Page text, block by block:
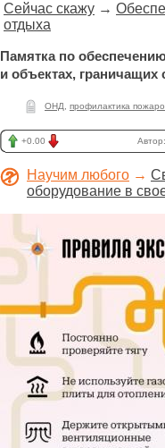
Сейчас скажу →
отдыха
Памятка по
и объектах, граничащих
ОНД профилактика
+0.00
Научим любого →
оборудование в